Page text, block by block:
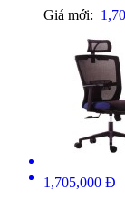
Giá mới:
1,705,000 Đ